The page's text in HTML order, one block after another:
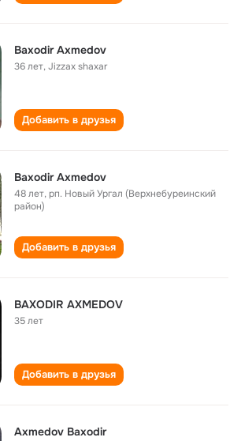
Baxodir Axmedov
36 лет,Jizzax shaxar
Добавить в друзья
Baxodir Axmedov
48 лет,рп. Новый Ургал (Верхнебуреинский
район)
Добавить в друзья
BAXODIR AXMEDOV
35 лет
Добавить в друзья
Аxmedov Baxodir